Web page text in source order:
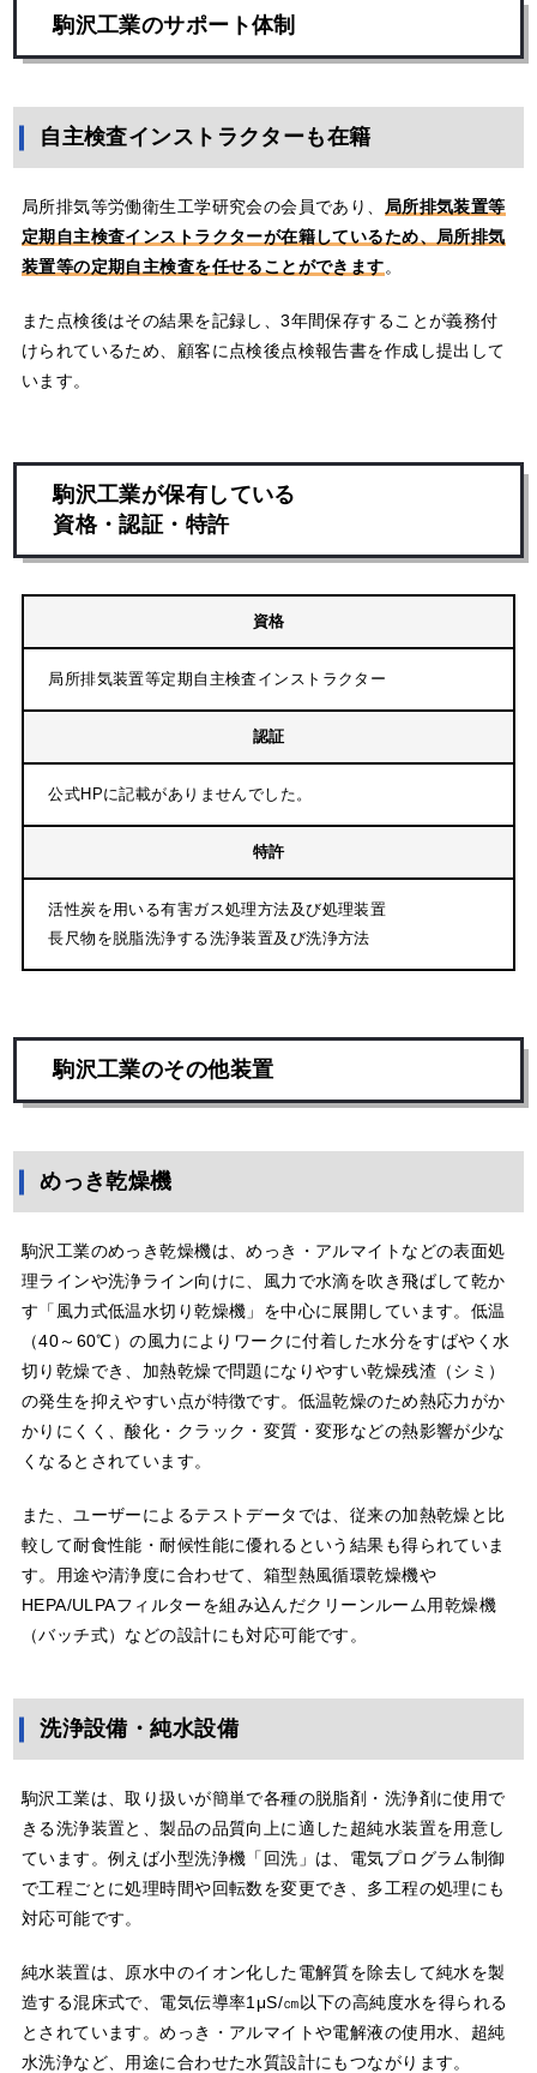
駒沢工業のサポート体制
自主検査インストラクターも在籍
局所排気等労働衛生工学研究会の会員であり、
局所排気装置等
定期自主検査インストラクターが在籍しているため、局所排気
装置等の定期自主検査を任せることができます。
また点検後はその結果を記録し、3年間保存することが義務付
けられているため、顧客に点検後点検報告書を作成し提出して
います。
駒沢工業が保有している
資格・認証・特許
資格
局所排気装置等定期自主検査インストラクター
認証
公式HPに記載がありませんでした。
特許
活性炭を用いる有害ガス処理方法及び処理装置
長尺物を脱脂洗浄する洗浄装置及び洗浄方法
駒沢工業のその他装置
めっき乾燥機
駒沢工業のめっき乾燥機は、めっき・アルマイトなどの表面処
理ラインや洗浄ライン向けに、風力で水滴を吹き飛ばして乾か
す「風力式低温水切り乾燥機」を中心に展開しています。低温
（40～60℃）の風力によりワークに付着した水分をすばやく水
切り乾燥でき、加熱乾燥で問題になりやすい乾燥残渣（シミ）
の発生を抑えやすい点が特徴です。低温乾燥のため熱応力がか
かりにくく、酸化・クラック・変質・変形などの熱影響が少な
くなるとされています。
また、ユーザーによるテストデータでは、従来の加熱乾燥と比
較して耐食性能・耐候性能に優れるという結果も得られていま
す。用途や清浄度に合わせて、箱型熱風循環乾燥機や
HEPA/ULPAフィルターを組み込んだクリーンルーム用乾燥機
（バッチ式）などの設計にも対応可能です。
洗浄設備・純水設備
駒沢工業は、取り扱いが簡単で各種の脱脂剤・洗浄剤に使用で
きる洗浄装置と、製品の品質向上に適した超純水装置を用意し
ています。例えば小型洗浄機「回洗」は、電気プログラム制御
で工程ごとに処理時間や回転数を変更でき、多工程の処理にも
対応可能です。
純水装置は、原水中のイオン化した電解質を除去して純水を製
造する混床式で、電気伝導率1μS/㎝以下の高純度水を得られる
とされています。めっき・アルマイトや電解液の使用水、超純
水洗浄など、用途に合わせた水質設計にもつながります。